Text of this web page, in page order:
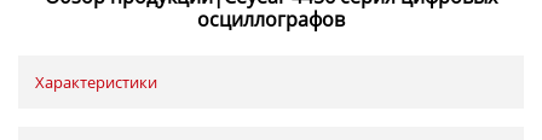
осциллографов
Характеристики